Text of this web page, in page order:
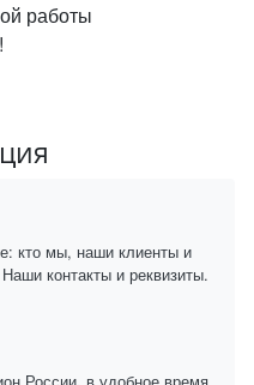
работы
кто мы, наши клиенты и
контакты и реквизиты.